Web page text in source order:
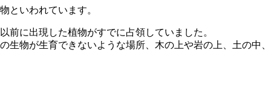
といわれています。
前に出現した植物がすでに占領していました。
生物が生育できないような場所、木の上や岩の上、土の中